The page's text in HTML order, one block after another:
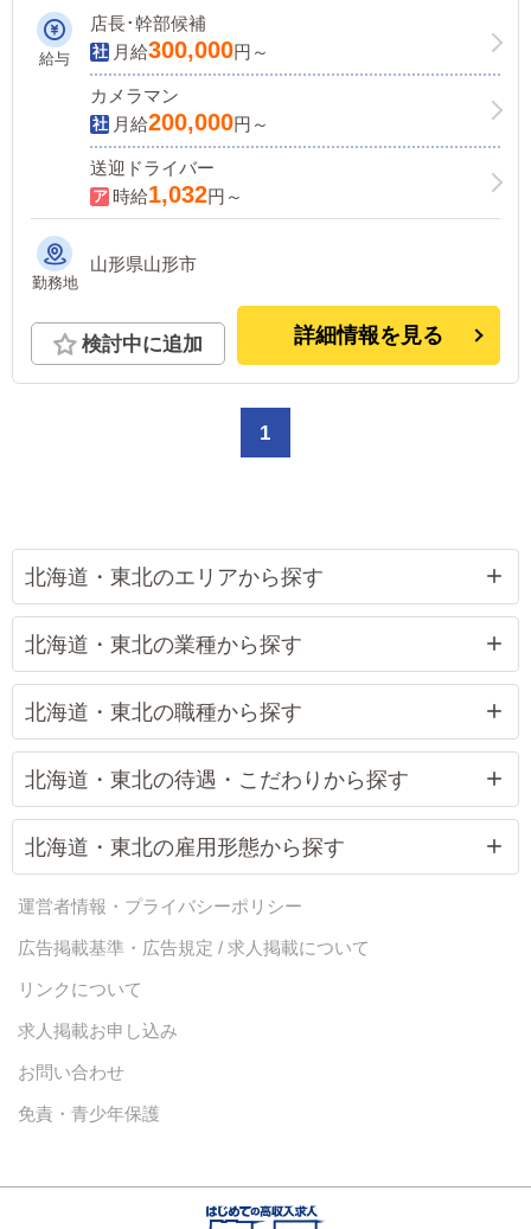
価！ライフスタイルに合わせた働き方も
可能です！
給与
店長･幹部候補
月給300,000円～
カメラマン
月給200,000円～
送迎ドライバー
時給1,032円～
勤務地
山形県山形市
検討中に追加 詳細情報を見る
1
北海道・東北のエリアから探す
北海道・東北の業種から探す
北海道・東北の職種から探す
北海道・東北の待遇・こだわりから探す
北海道・東北の雇用形態から探す
運営者情報・プライバシーポリシー
広告掲載基準・広告規定 / 求人掲載について
リンクについて
求人掲載お申し込み
お問い合わせ
免責・青少年保護